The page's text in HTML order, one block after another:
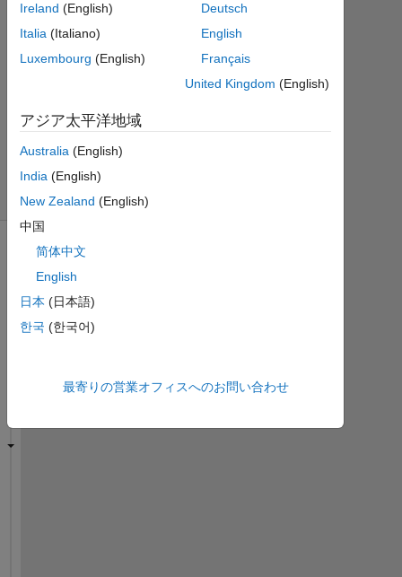
9 月
9 に
更新
ュ
ー
(30
日
間)
Ireland (English)
Italia (Italiano)
Luxembourg (English)
Deutsch
English
Français
United Kingdom (English)
アジア太平洋地域
Australia (English)
India (English)
New Zealand (English)
中国
简体中文
English
日本 (日本語)
한국 (한국어)
最寄りの営業オフィスへのお問い合わせ